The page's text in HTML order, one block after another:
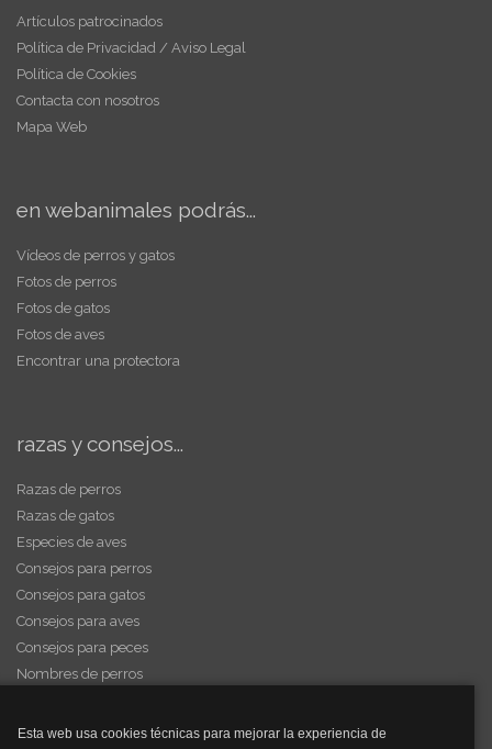
Esta web usa cookies técnicas para mejorar la experiencia de
Artículos patrocinados
Política de Privacidad / Aviso Legal
Política de Cookies
Contacta con nosotros
Mapa Web
en webanimales podrás...
Vídeos de perros y gatos
Fotos de perros
Fotos de gatos
Fotos de aves
Encontrar una protectora
razas y consejos...
Razas de perros
Razas de gatos
Especies de aves
Consejos para perros
Consejos para gatos
Consejos para aves
Consejos para peces
Nombres de perros